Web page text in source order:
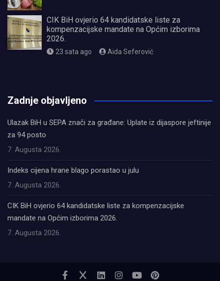
CIK BiH ovjerio 64 kandidatske liste za
kompenzacijske mandate na Općim izborima
2026.
23 sata ago Aida Seferović
Zadnje objavljeno
Ulazak BiH u SEPA znači za građane: Uplate iz dijaspore jeftinije
za 94 posto
7. Augusta 2026.
Indeks cijena hrane blago porastao u julu
7. Augusta 2026.
CIK BiH ovjerio 64 kandidatske liste za kompenzacijske
mandate na Općim izborima 2026.
7. Augusta 2026.